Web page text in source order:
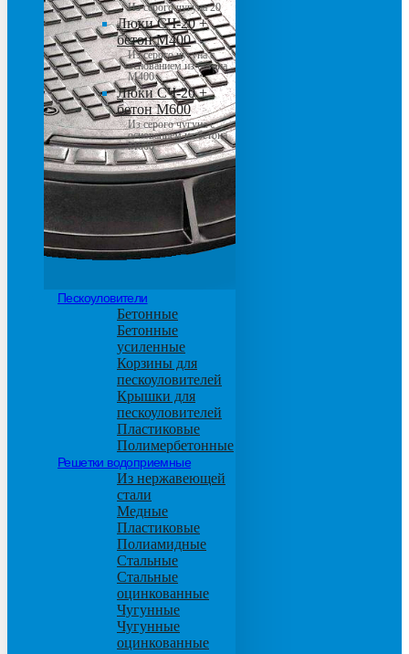
Из серого чугуна 20
Люки СЧ-20 +
бетон М400
Из серого чугуна с
основанием из бетона
М400
Люки СЧ-20 +
бетон М600
Из серого чугуна с
основанием из бетона
М600
Пескоуловители
Бетонные
Бетонные
усиленные
Корзины для
пескоуловителей
Крышки для
пескоуловителей
Пластиковые
Полимербетонные
Решетки водоприемные
Из нержавеющей
стали
Медные
Пластиковые
Полиамидные
Стальные
Стальные
оцинкованные
Чугунные
Чугунные
оцинкованные